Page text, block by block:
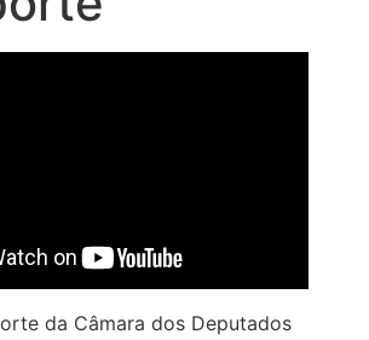
da Câmara dos Deputados